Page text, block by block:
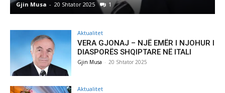
Gjin Musa - 8 Shtator 2025 0
Aktualitet
VERA GJONAJ – NJË EMËR I NJOHUR I
DIASPORËS SHQIPTARE NË ITALI
Gjin Musa - 20 Shtator 2025
Aktualitet